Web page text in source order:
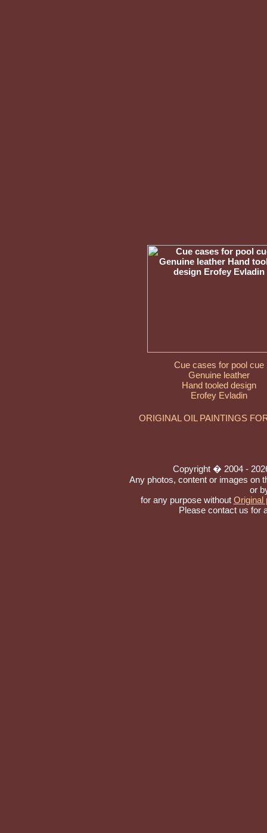
Cue cases for pool cue
Genuine leather
Hand tooled design
Erofey Evladin
ORIGINAL OIL PAINTINGS
Copyright � 2004 -
Any photos, content or images on
or
for any purpose without Original
Please contact us for